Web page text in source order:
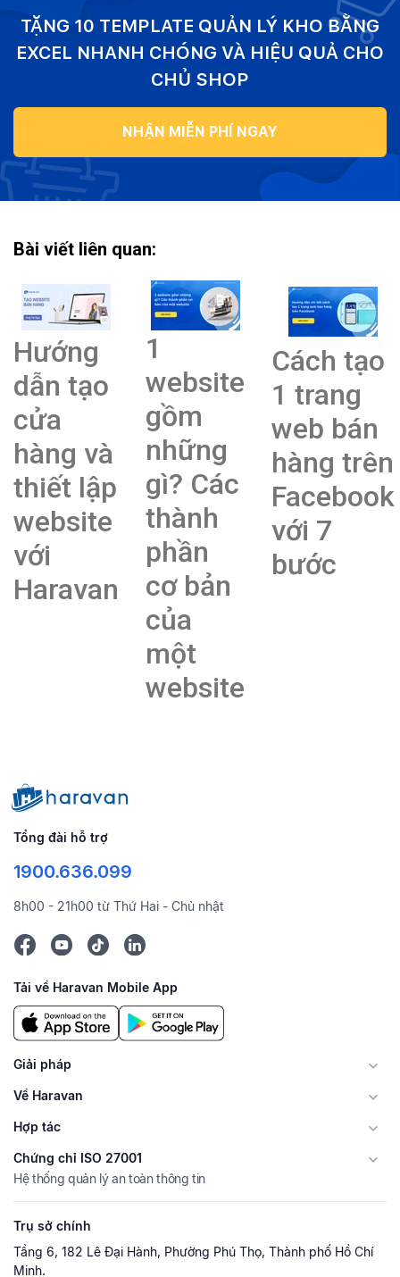
TẶNG 10 TEMPLATE QUẢN LÝ KHO BẰNG
EXCEL NHANH CHÓNG VÀ HIỆU QUẢ CHO
CHỦ SHOP
NHẬN MIỄN PHÍ NGAY
Bài viết liên quan:
Hướng
dẫn tạo
cửa
hàng và
thiết lập
website
với
Haravan
1
website
gồm
những
gì? Các
thành
phần
cơ bản
của
một
website
Cách tạo
1 trang
web bán
hàng trên
Facebook
với 7
bước
Tổng đài hỗ trợ
1900.636.099
8h00 - 21h00 từ Thứ Hai - Chủ nhật
Tải về Haravan Mobile App
Giải pháp
Về Haravan
Hợp tác
Chứng chỉ ISO 27001
Hệ thống quản lý an toàn thông tin
Trụ sở chính
Tầng 6, 182 Lê Đại Hành, Phường Phú Thọ, Thành phố Hồ Chí
Minh.